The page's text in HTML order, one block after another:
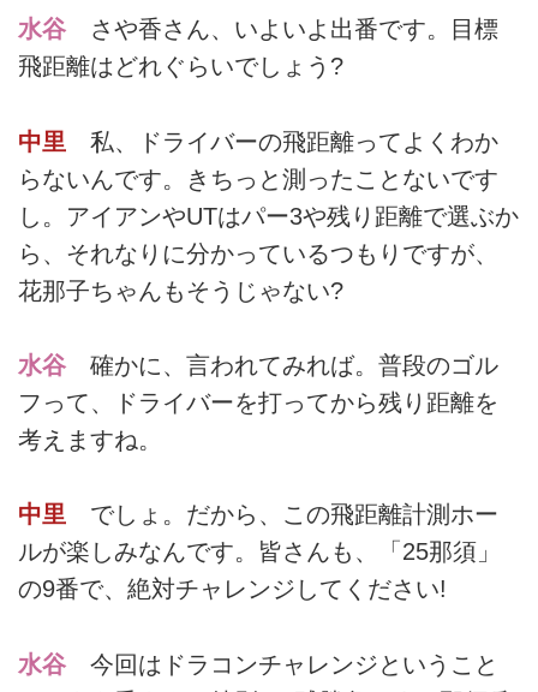
水谷 さや香さん、いよいよ出番です。目標
飛距離はどれぐらいでしょう?
中里 私、ドライバーの飛距離ってよくわか
らないんです。きちっと測ったことないです
し。アイアンやUTはパー3や残り距離で選ぶか
ら、それなりに分かっているつもりですが、
花那子ちゃんもそうじゃない?
水谷 確かに、言われてみれば。普段のゴル
フって、ドライバーを打ってから残り距離を
考えますね。
中里 でしょ。だから、この飛距離計測ホー
ルが楽しみなんです。皆さんも、「25那須」
の9番で、絶対チャレンジしてください!
水谷 今回はドラコンチャレンジということ